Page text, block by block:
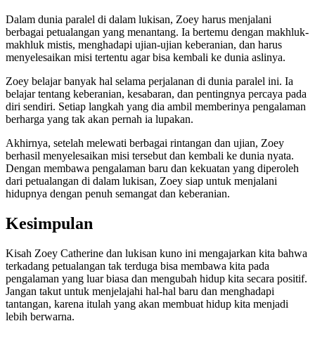
Dalam dunia paralel di dalam lukisan, Zoey harus menjalani
berbagai petualangan yang menantang. Ia bertemu dengan makhluk-
makhluk mistis, menghadapi ujian-ujian keberanian, dan harus
menyelesaikan misi tertentu agar bisa kembali ke dunia aslinya.
Zoey belajar banyak hal selama perjalanan di dunia paralel ini. Ia
belajar tentang keberanian, kesabaran, dan pentingnya percaya pada
diri sendiri. Setiap langkah yang dia ambil memberinya pengalaman
berharga yang tak akan pernah ia lupakan.
Akhirnya, setelah melewati berbagai rintangan dan ujian, Zoey
berhasil menyelesaikan misi tersebut dan kembali ke dunia nyata.
Dengan membawa pengalaman baru dan kekuatan yang diperoleh
dari petualangan di dalam lukisan, Zoey siap untuk menjalani
hidupnya dengan penuh semangat dan keberanian.
Kesimpulan
Kisah Zoey Catherine dan lukisan kuno ini mengajarkan kita bahwa
terkadang petualangan tak terduga bisa membawa kita pada
pengalaman yang luar biasa dan mengubah hidup kita secara positif.
Jangan takut untuk menjelajahi hal-hal baru dan menghadapi
tantangan, karena itulah yang akan membuat hidup kita menjadi
lebih berwarna.